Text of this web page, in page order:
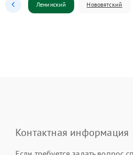
Ленинский Нововятский
Контактная информация